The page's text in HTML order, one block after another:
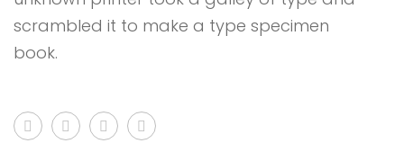
scrambled it to make a type specimen
book.